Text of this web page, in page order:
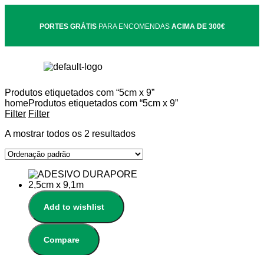
PORTES GRÁTISPARA ENCOMENDAS ACIMA DE 300€
Produtos etiquetados com “5cm x 9”
homeProdutos etiquetados com “5cm x 9”
Filter Filter
A mostrar todos os 2 resultados
Add to wishlist
Compare